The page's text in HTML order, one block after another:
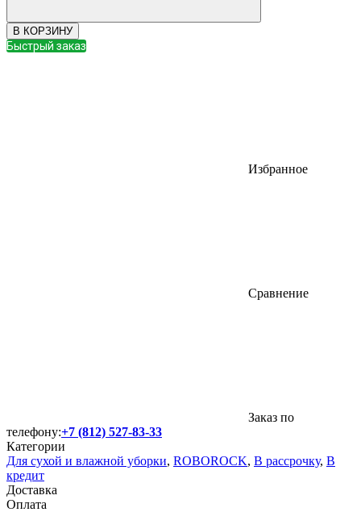
В КОРЗИНУ
Быстрый заказ
Избранное
Сравнение
Заказ по
телефону:+7 (812) 527-83-33
Категории
Для сухой и влажной уборки, ROBOROCK, В рассрочку, В
кредит
Доставка
Оплата